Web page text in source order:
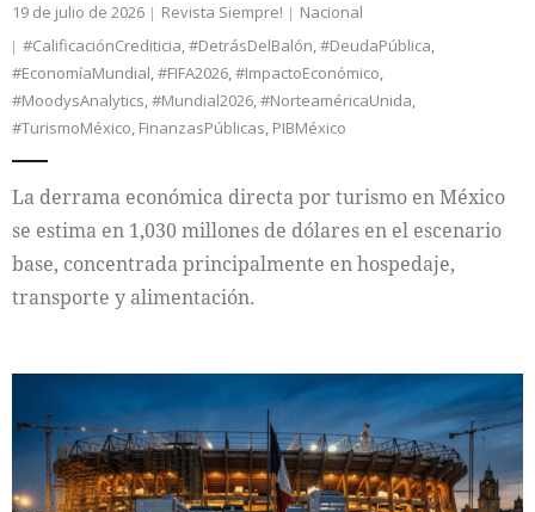
19 de julio de 2026 Revista Siempre!
Nacional
#CalificaciónCrediticia,#DetrásDelBalón,#DeudaPública,
#EconomíaMundial,#FIFA2026,#ImpactoEconómico,
#MoodysAnalytics,#Mundial2026,#NorteaméricaUnida,
#TurismoMéxico, FinanzasPúblicas, PIBMéxico
La derrama económica directa por turismo en México
se estima en 1,030 millones de dólares en el escenario
base, concentrada principalmente en hospedaje,
transporte y alimentación.